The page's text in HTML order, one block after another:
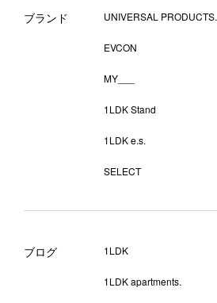
ブランド UNIVERSAL PRODUCTS.
EVCON
MY___
1LDK Stand
1LDK e.s.
SELECT
ブログ 1LDK
1LDK apartments.